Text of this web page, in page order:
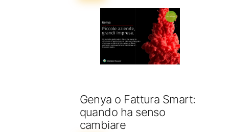
Genya o Fattura Smart:
quando ha senso
cambiare